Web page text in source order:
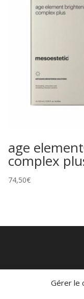
Gérer le
age
complex
74,50€